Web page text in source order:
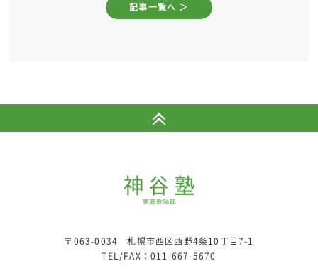
記事一覧へ ＞
〒063-0034 札幌市西区西野4条10丁目7-1
TEL/FAX：011-667-5670